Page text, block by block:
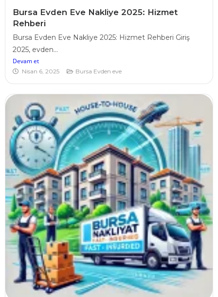
Bursa Evden Eve Nakliye 2025: Hizmet
Rehberi
Bursa Evden Eve Nakliye 2025: Hizmet Rehberi Giriş
2025, evden...
Devam et
Nisan 6, 2025 Bursa Evden eve